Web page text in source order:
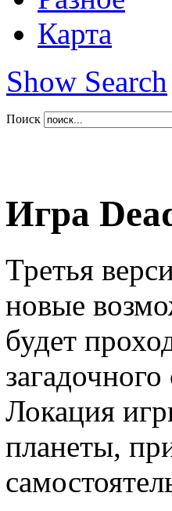
Карта
Show Search
Поиск
Игра
Третья
новые
будет
Локация
планеты,